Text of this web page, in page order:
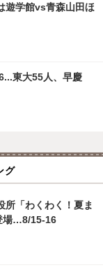
遊学館vs青森山田ほ
東大55人、早慶
グ
所「わくわく！夏ま
場…8/15-16